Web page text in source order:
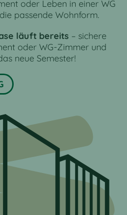
oder Leben in einer WG
passende Wohnform.
läuft bereits – sichere
oder WG-Zimmer und
neue Semester!